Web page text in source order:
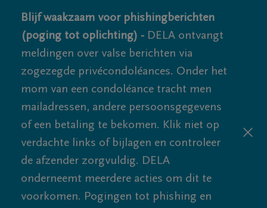
Blijf waakzaam voor phishingberichten
(poging tot oplichting) - DELA ontvangt
meldingen over valse berichten via
zogezegde privécondoléances. Onder het
mom van een condoléance tracht men
mailadressen, andere persoonsgegevens
of een betaling te bekomen. Klik niet op
verdachte links of bijlagen en controleer
de afzender zorgvuldig. DELA
onderneemt meerdere acties om dit te
voorkomen. Pogingen tot phishing en